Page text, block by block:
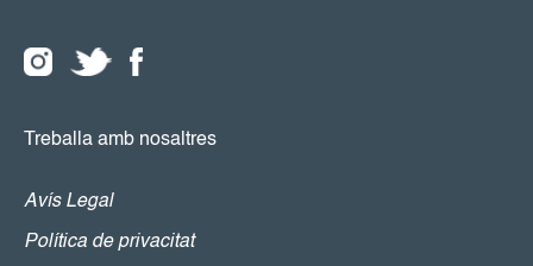
Treballa amb nosaltres
Avís Legal
Política de privacitat